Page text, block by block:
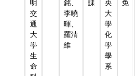
明
交
通
大
學
生
命
銘、
李曉
暉、
羅清
維
課
央
大
學
化
學
學
系
免